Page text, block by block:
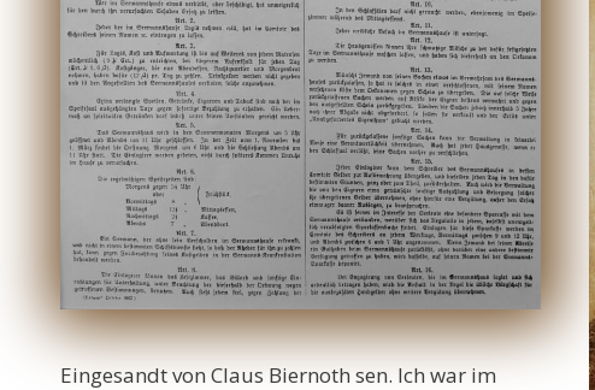
Eingesandt von Claus Biernoth sen. Ich war im